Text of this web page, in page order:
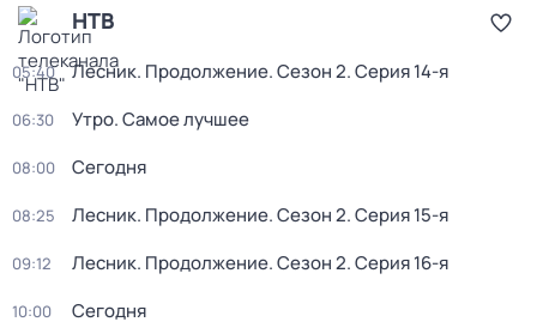
НТВ
05:40 Лесник. Продолжение. Сезон 2. Серия 14-я
06:30 Утро. Самое лучшее
08:00 Сегодня
08:25 Лесник. Продолжение. Сезон 2. Серия 15-я
09:12 Лесник. Продолжение. Сезон 2. Серия 16-я
10:00 Сегодня